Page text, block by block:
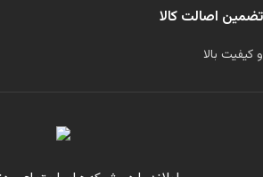
تضمین اصالت کالا
و کیفیت بالا